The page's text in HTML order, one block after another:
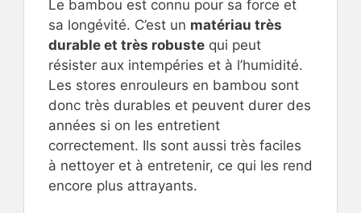
Le bambou est connu pour sa force et
sa longévité. C’est un matériau très
durable et très robuste qui peut
résister aux intempéries et à l’humidité.
Les stores enrouleurs en bambou sont
donc très durables et peuvent durer des
années si on les entretient
correctement. Ils sont aussi très faciles
à nettoyer et à entretenir, ce qui les rend
encore plus attrayants.